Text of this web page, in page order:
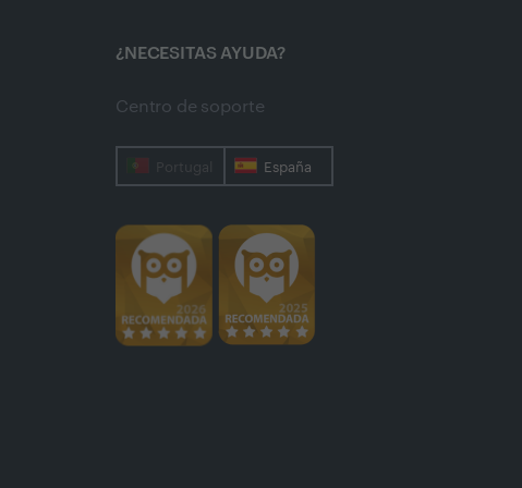
¿NECESITAS AYUDA?
Centro de soporte
Portugal España